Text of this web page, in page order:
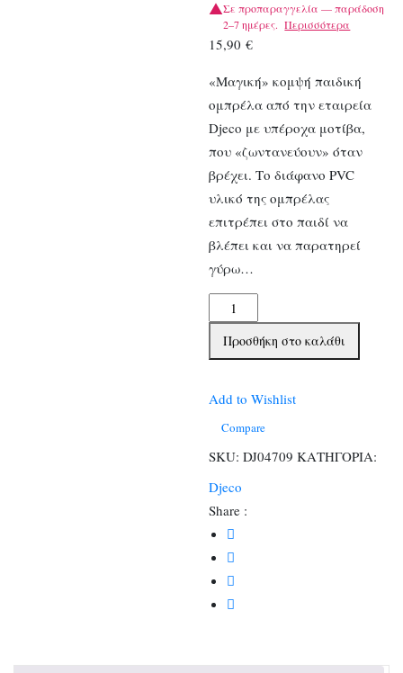
Σε προπαραγγελία — παράδοση
2–7 ημέρες. Περισσότερα
15,90€
«Μαγική» κομψή παιδική
ομπρέλα από την εταιρεία
Djeco με υπέροχα μοτίβα,
που «ζωντανεύουν» όταν
βρέχει. Το διάφανο PVC
υλικό της ομπρέλας
επιτρέπει στο παιδί να
βλέπει και να παρατηρεί
γύρω…
Djeco
Παιδική
Ομπρέλα
αλλάζει
χρώμα
70εκ.
ποσότητα
Προσθήκη στο καλάθι
Add to Wishlist
Compare
SKU: DJ04709 ΚΑΤΗΓΟΡΙΑ:
Djeco
Share :